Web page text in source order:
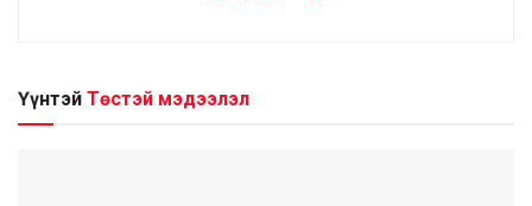
Үүнтэй Төстэй мэдээлэл